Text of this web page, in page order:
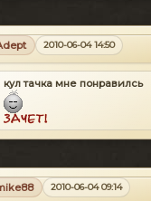
2010-06-04 14:50
кул тачка мне понравилсь
2010-06-04 09:14